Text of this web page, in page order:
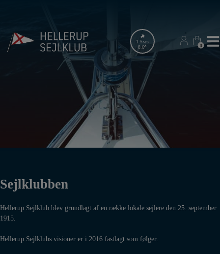
00
1.5M/S
8.6
Sejlklubben
Hellerup Sejlklub blev grundlagt af en række lokale sejlere den 25. september
1915.
Hellerup Sejlklubs visioner er i 2016 fastlagt som følger: